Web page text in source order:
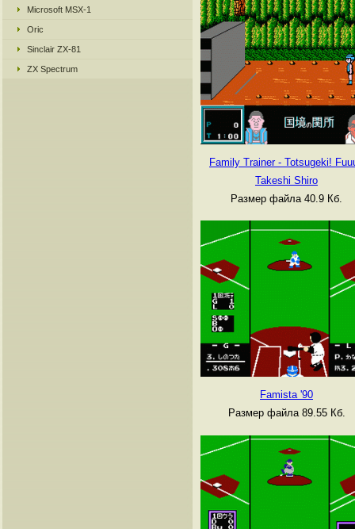
Microsoft MSX-1
Oric
Sinclair ZX-81
ZX Spectrum
Family Trainer - Totsugeki!
Takeshi Shiro
Размер файла 40.9 Кб.
Famista '90
Размер файла 89.55 Кб.